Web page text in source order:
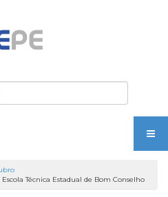
Técnica Estadual de Bom Conselho